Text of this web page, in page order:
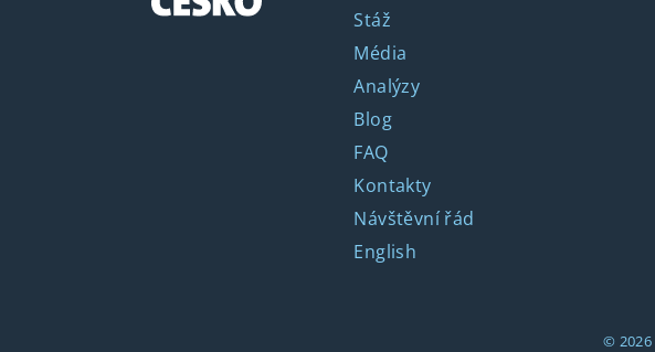
Stáž
Média
Analýzy
Blog
FAQ
Kontakty
Návštěvní řád
English
© 2026